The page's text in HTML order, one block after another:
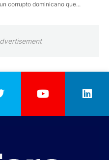
corrupto dominicano que...